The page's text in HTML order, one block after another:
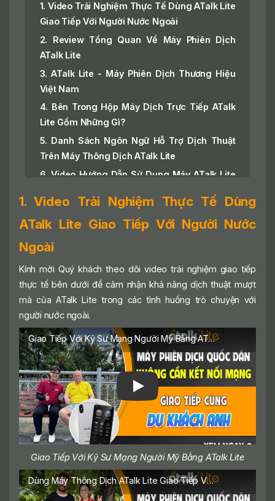
1. Video Trải Nghiệm Thực Tế Dùng ATalk Lite
Giao Tiếp Với Người Nước Ngoài
2. Review Tổng Quan Về Máy Phiên Dịch
ATalk Lite
3. ATalk Lite - Máy Phiên Dịch Thương Hiệu
Việt Nam
4. Bên Trong Hộp Máy Dịch Trực Tiếp ATalk
Lite Gồm Những Gì?
5. Danh Sách Ngôn Ngữ Hỗ Trợ Dịch Thuật
Trên Máy Thông Dịch ATalk Lite
6. Video Hướng Dẫn Sử Dụng Máy ATalk Lite
7. Tính Năng Phiên Dịch Cốt Lõi Của Máy Dịch
Ngôn Ngữ ATalk Lite
Interpretation)
7.3 Dịch Hình Ảnh (Photo Translation)
7.5 Dịch Hội Nhóm (Group Translation)
7.6 Dịch Văn Bản (Text Translation)
8. Máy Phiên Dịch 2 Chiều ATalk Lite Tích
Hợp Đa Tiện Ích Thông Minh
9. Những Lý Do Nên Sở Hữu Máy Phiên Dịch
Cầm Tay Giá Tốt ATalk Lite
10. Báo Giá Máy Phiên Dịch Trực Tiếp ATalk
Lite Chính Hãng
11. ATalk.Vn - Địa Chỉ Bán Máy Phiên Dịch
ATalk Uy Tín Tại Việt Nam
1. Video Trải Nghiệm Thực Tế Dùng
ATalk Lite Giao Tiếp Với Người Nước
Ngoài
Kính mời Quý khách theo dõi video trải nghiệm giao tiếp
thực tế bên dưới để cảm nhận khả năng dịch thuật mượt
mà của ATalk Lite trong các tình huống trò chuyện với
người nước ngoài.
Giao Tiếp Với Kỹ Sư Mạng Người Mỹ Bằng ATalk Lite
Giao Tiếp Với Kỹ Sư Mạng Người Mỹ Bằng ATalk Lite
Dùng Máy Thông Dịch ATalk Lite Giao Tiếp Với Tiến Sĩ Người Đức